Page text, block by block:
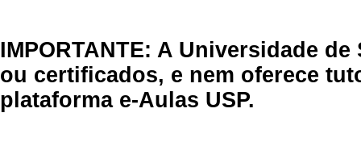
IMPORTANTE: A Universidade
ou certificados, e nem oferece
plataforma e-Aulas USP.